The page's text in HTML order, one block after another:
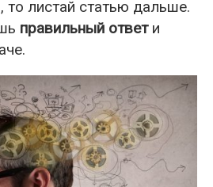
то листай статью дальше.
правильный ответи